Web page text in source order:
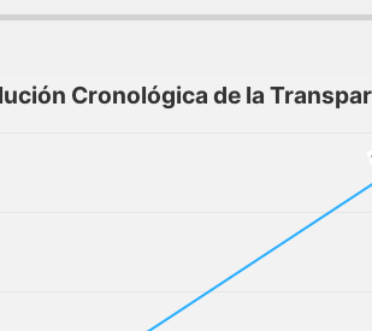
Cronológica de la